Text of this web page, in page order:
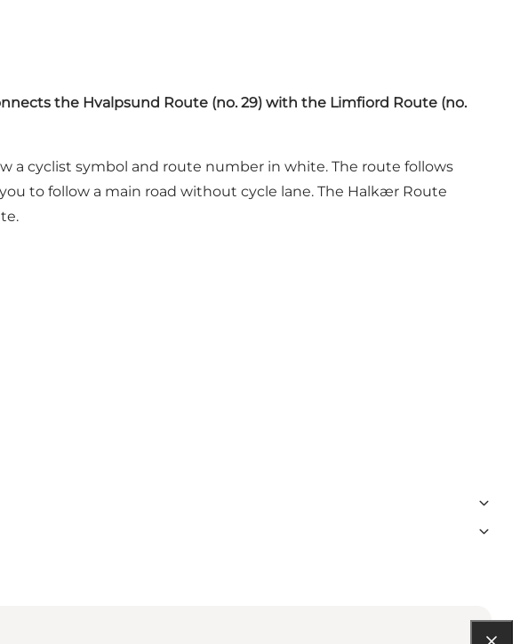
the Hvalpsund Route (no. 29) with the Limfiord Route (no.
a cyclist symbol and route number in white. The route follows
to follow a main road without cycle lane. The Halkær Route